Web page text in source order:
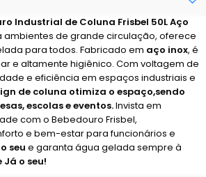
Industrial de Coluna Frisbel 50L Aço
ambientes de grande circulação, oferece
para todos. Fabricado em aço inox, é
e altamente higiênico. Com voltagem de
e eficiência em espaços industriais e
de coluna otimiza o espaço,sendo
escolas e eventos.Invista em
com o Bebedouro Frisbel,
e bem-estar para funcionários e
seu e garanta água gelada sempre à
Já o seu!